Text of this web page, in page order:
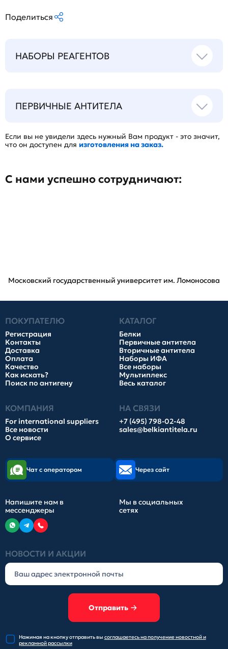
Поделиться
НАБОРЫ РЕАГЕНТОВ
ПЕРВИЧНЫЕ АНТИТЕЛА
Если вы не увидели здесь нужный Вам продукт - это значит,
что он доступен для изготовления на заказ.
С нами успешно сотрудничают:
Московский государственный университет им. Ломоносова
ПОКУПАТЕЛЮ
Регистрация
Контакты
Доставка
Оплата
Качество
Как искать?
Поиск по антигену
КАТАЛОГ
Белки
Первичные антитела
Вторичные антитела
Наборы ИФА
Все наборы
Мультиплекс
Весь каталог
КОМПАНИЯ
For international suppliers
Все новости
О сервисе
НА СВЯЗИ
+7 (495) 798-02-48
sales@belkiantitela.ru
НОВОСТИ И АКЦИИ
Отправить
Нажимая на кнопку отправитьвы соглашаетесь на получениеновостной и
рекламной рассылки
Чат с оператором Через сайт
Напишите нам в
мессенджеры
Мы в социальных
сетях